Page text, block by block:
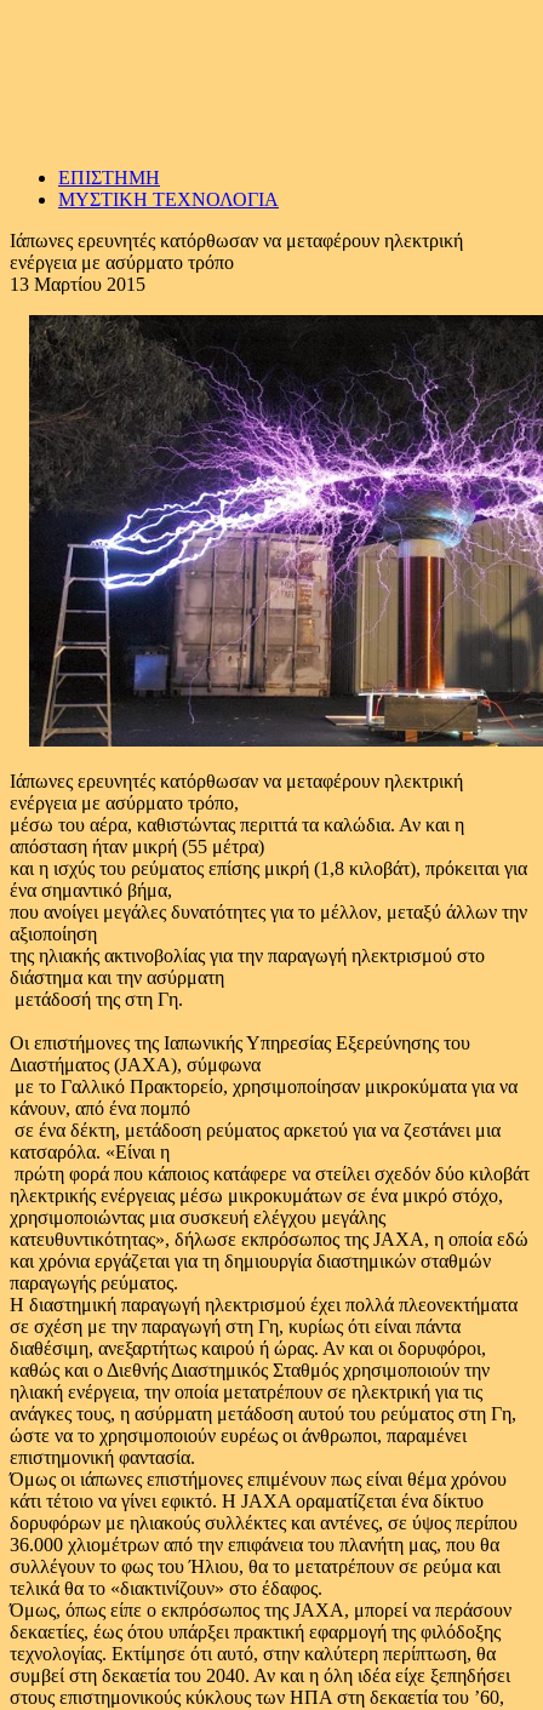
ΕΠΙΣΤΗΜΗ
ΜΥΣΤΙΚΗ ΤΕΧΝΟΛΟΓΙΑ
Ιάπωνες ερευνητές κατόρθωσαν να μεταφέρουν ηλεκτρική
ενέργεια με ασύρματο τρόπο
13 Μαρτίου 2015
Ιάπωνες ερευνητές κατόρθωσαν να μεταφέρουν ηλεκτρική
ενέργεια με ασύρματο τρόπο,
μέσω του αέρα, καθιστώντας περιττά τα καλώδια. Αν και η
απόσταση ήταν μικρή (55 μέτρα)
και η ισχύς του ρεύματος επίσης μικρή (1,8 κιλοβάτ), πρόκειται για
ένα σημαντικό βήμα,
που ανοίγει μεγάλες δυνατότητες για το μέλλον, μεταξύ άλλων την
αξιοποίηση
της ηλιακής ακτινοβολίας για την παραγωγή ηλεκτρισμού στο
διάστημα και την ασύρματη
μετάδοσή της στη Γη.
Οι επιστήμονες της Ιαπωνικής Υπηρεσίας Εξερεύνησης του
Διαστήματος (JAXA), σύμφωνα
με το Γαλλικό Πρακτορείο, χρησιμοποίησαν μικροκύματα για να
κάνουν, από ένα πομπό
σε ένα δέκτη, μετάδοση ρεύματος αρκετού για να ζεστάνει μια
κατσαρόλα. «Είναι η
πρώτη φορά που κάποιος κατάφερε να στείλει σχεδόν δύο κιλοβάτ
ηλεκτρικής ενέργειας μέσω μικροκυμάτων σε ένα μικρό στόχο,
χρησιμοποιώντας μια συσκευή ελέγχου μεγάλης
κατευθυντικότητας», δήλωσε εκπρόσωπος της JAXA, η οποία εδώ
και χρόνια εργάζεται για τη δημιουργία διαστημικών σταθμών
παραγωγής ρεύματος.
Η διαστημική παραγωγή ηλεκτρισμού έχει πολλά πλεονεκτήματα
σε σχέση με την παραγωγή στη Γη, κυρίως ότι είναι πάντα
διαθέσιμη, ανεξαρτήτως καιρού ή ώρας. Αν και οι δορυφόροι,
καθώς και ο Διεθνής Διαστημικός Σταθμός χρησιμοποιούν την
ηλιακή ενέργεια, την οποία μετατρέπουν σε ηλεκτρική για τις
ανάγκες τους, η ασύρματη μετάδοση αυτού του ρεύματος στη Γη,
ώστε να το χρησιμοποιούν ευρέως οι άνθρωποι, παραμένει
επιστημονική φαντασία.
Όμως οι ιάπωνες επιστήμονες επιμένουν πως είναι θέμα χρόνου
κάτι τέτοιο να γίνει εφικτό. Η JAXA οραματίζεται ένα δίκτυο
δορυφόρων με ηλιακούς συλλέκτες και αντένες, σε ύψος περίπου
36.000 χλιομέτρων από την επιφάνεια του πλανήτη μας, που θα
συλλέγουν το φως του Ήλιου, θα το μετατρέπουν σε ρεύμα και
τελικά θα το «διακτινίζουν» στο έδαφος.
Όμως, όπως είπε ο εκπρόσωπος της JAXA, μπορεί να περάσουν
δεκαετίες, έως ότου υπάρξει πρακτική εφαρμογή της φιλόδοξης
τεχνολογίας. Εκτίμησε ότι αυτό, στην καλύτερη περίπτωση, θα
συμβεί στη δεκαετία του 2040. Αν και η όλη ιδέα είχε ξεπηδήσει
στους επιστημονικούς κύκλους των ΗΠΑ στη δεκαετία του ’60,